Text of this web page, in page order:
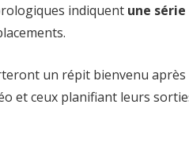
indiquent une série
un répit bienvenu après
et ceux planifiant leurs